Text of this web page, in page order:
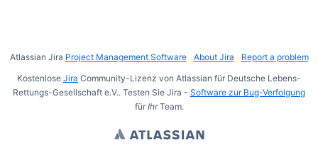
Atlassian Jira Project Management Software About Jira
Report a problem
Kostenlose Jira Community-Lizenz von Atlassian für Deutsche Lebens-
Rettungs-Gesellschaft e.V.. Testen Sie Jira - Software zur Bug-Verfolgung
für IhrTeam.